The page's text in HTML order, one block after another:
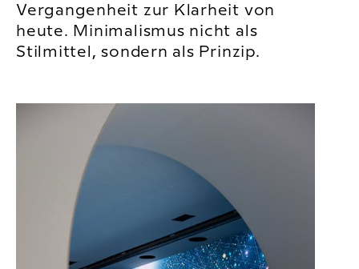
Vergangenheit zur Klarheit von
heute. Minimalismus nicht als
Stilmittel, sondern als Prinzip.